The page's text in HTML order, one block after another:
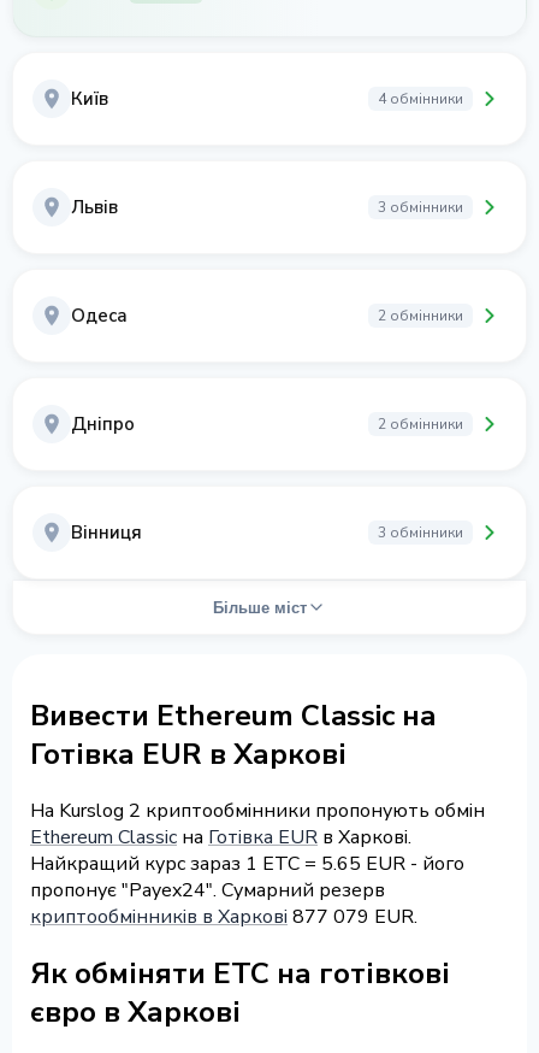
Київ 4 обмінники
Львів 3 обмінники
Одеса 2 обмінники
Дніпро 2 обмінники
Вінниця 3 обмінники
Більше міст
Вивести Ethereum Classic на
Готівка EUR в Харкові
На Kurslog 2 криптообмінники пропонують обмін
Ethereum Classic на Готівка EUR в Харкові.
Найкращий курс зараз 1 ETC = 5.65 EUR - його
пропонує "Payex24". Сумарний резерв
криптообмінників в Харкові 877 079 EUR.
Як обміняти ETC на готівкові
євро в Харкові